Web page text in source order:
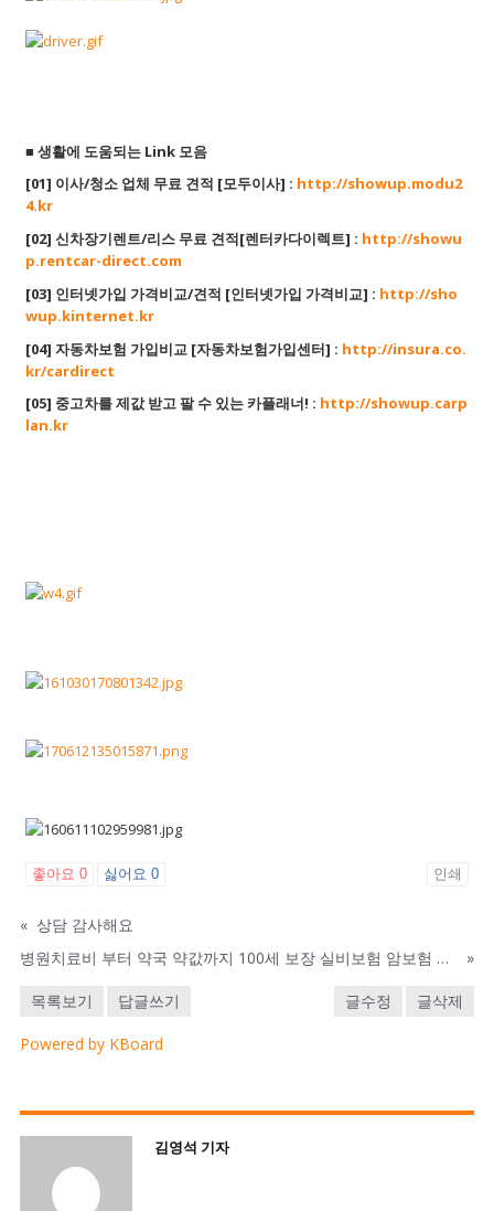
■ 생활에 도움되는 Link 모음
[01] 이사/청소 업체 무료 견적 [모두이사] : http://showup.modu2
4.kr
[02] 신차장기렌트/리스 무료 견적[렌터카다이렉트] : http://showu
p.rentcar-direct.com
[03] 인터넷가입 가격비교/견적 [인터넷가입 가격비교] : http://sho
wup.kinternet.kr
[04] 자동차보험 가입비교 [자동차보험가입센터] : http://insura.co.
kr/cardirect
[05] 중고차를 제값 받고 팔 수 있는 카플래너! : http://showup.carp
lan.kr
좋아요 0 싫어요 0 인쇄
« 상담 감사해요
병원치료비 부터 약국 약값까지 100세 보장 실비보험 암보험 실시간 비교
»
목록보기 답글쓰기 글수정 글삭제
Powered by KBoard
김영석 기자